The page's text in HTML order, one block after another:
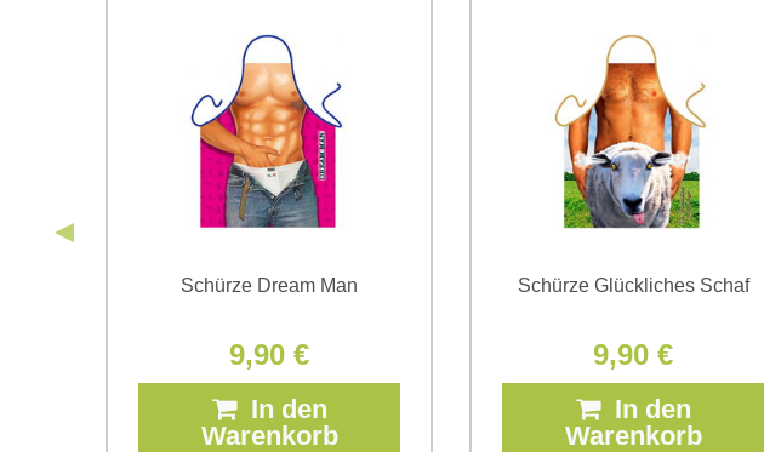
Schürze Dream Man
9,90 €
In den
Warenkorb
Schürze Glückliches Schaf
9,90 €
In den
Warenkorb